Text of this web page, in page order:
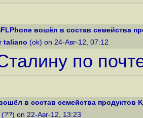
вошёл в состав семейства
taliano (ok) on 24-Авг-12, 07:12
по
в состав семейства продуктов
(??) on 22-Авг-12, 13:23